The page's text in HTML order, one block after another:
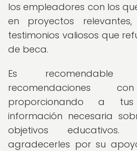
los empleadores con los
en proyectos
testimonios valiosos que
de beca.
Es
recomendaciones
proporcionando a
información necesaria
objetivos
agradecerles por su